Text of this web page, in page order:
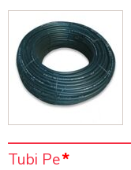
Campo
Tubi Pe*